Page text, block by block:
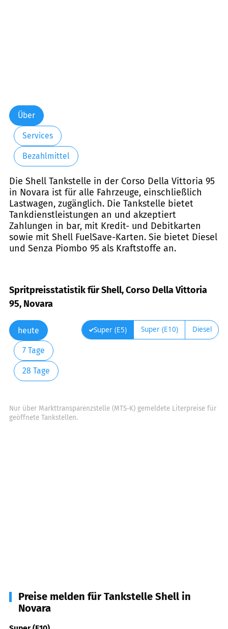
Über
Services
Bezahlmittel
Die Shell Tankstelle in der Corso Della Vittoria 95
in Novara ist für alle Fahrzeuge, einschließlich
Lastwagen, zugänglich. Die Tankstelle bietet
Tankdienstleistungen an und akzeptiert
Zahlungen in bar, mit Kredit- und Debitkarten
sowie mit Shell FuelSave-Karten. Sie bietet Diesel
und Senza Piombo 95 als Kraftstoffe an.
Spritpreisstatistik für Shell, Corso Della Vittoria
95, Novara
heute
7 Tage
28 Tage
Super (E5) Super (E10) Diesel
Nur über Markttransparenzstelle (MTS-K) gemeldete Literpreise für
geöffnete Tankstellen.
Preise melden für Tankstelle Shell in
Novara